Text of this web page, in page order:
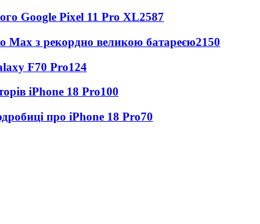
Google Pixel 11 Pro XL2587
Max з рекордно великою батареєю2150
F70 Pro124
iPhone 18 Pro100
про iPhone 18 Pro70